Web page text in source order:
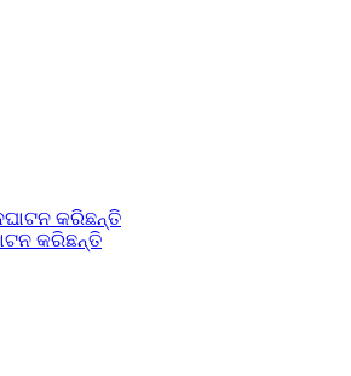
କରିଛନ୍ତି